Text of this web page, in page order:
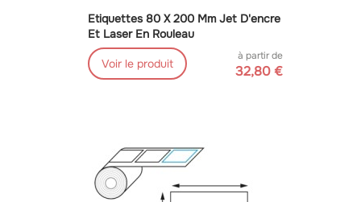
Etiquettes 80 X 200 Mm Jet D'encre
Et Laser En Rouleau
Voir le produit
à partir de
32,80 €